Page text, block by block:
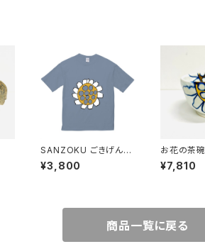
SANZOKU ごきげんビ
ッグシルエットT★（アシ
ッドブルー）
¥3,800
お花の茶碗
¥7,810
商品一覧に戻る